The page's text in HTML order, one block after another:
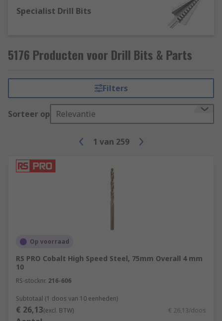
Specialist Drill Bits
5176 Producten voor Drill Bits & Parts
Filters
Sorteer op Relevantie
1 van 259
Op voorraad
RS PRO Cobalt High Speed Steel, 75mm Overall 4 mm
10
RS-stocknr. 216-606
Subtotaal (1 doos van 10 eenheden)
€ 26,13(excl. BTW) € 26,13/doos